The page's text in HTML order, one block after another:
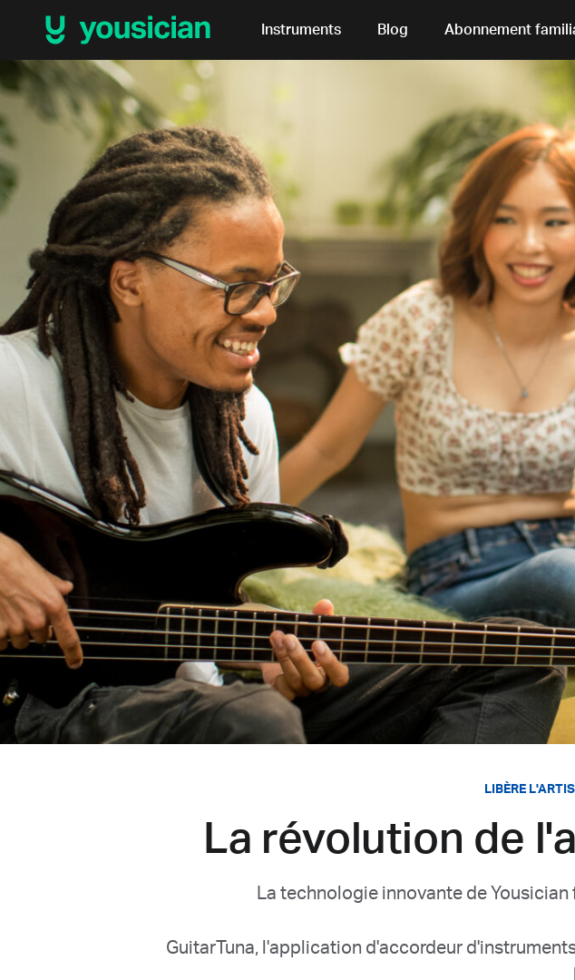
Instruments Blog Abonnement
LIBÈRE
La révolution de
La technologie innovante de
GuitarTuna, l'application d'accordeur